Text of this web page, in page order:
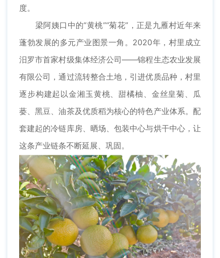
度。
梁阿姨口中的“黄桃”“菊花”，正是九雁村近年来
蓬勃发展的多元产业图景一角。2020年，村里成立
汨罗市首家村级集体经济公司——锦程生态农业发展
有限公司，通过流转整合土地，引进优质品种，村里
逐步构建起以金湘玉黄桃、甜橘柚、金丝皇菊、瓜
蒌、黑豆、油茶及优质稻为核心的特色产业体系。配
套建起的冷链库房、晒场、包装中心与烘干中心，让
这条产业链条不断延展、巩固。